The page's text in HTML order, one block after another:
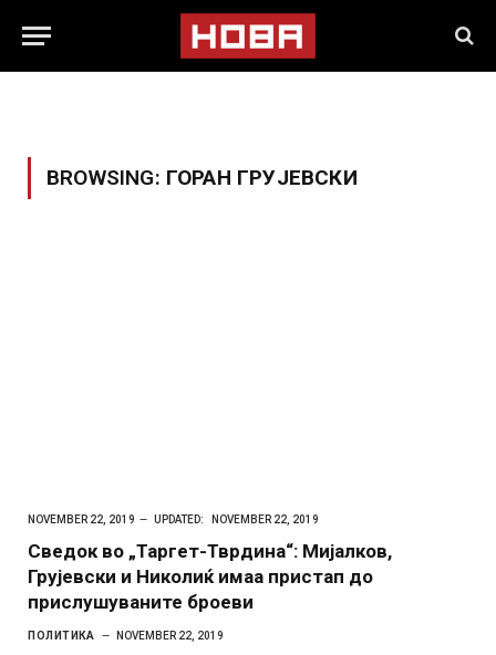
BROWSING: ГОРАН ГРУЈЕВСКИ
NOVEMBER 22, 2019 UPDATED: NOVEMBER 22, 2019
Сведок во „Таргет-Тврдина“: Мијалков,
Грујевски и Николиќ имаа пристап до
прислушуваните броеви
ПОЛИТИКА NOVEMBER 22, 2019